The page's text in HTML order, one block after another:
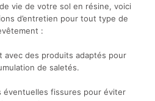
vie de votre sol en résine, voici
d’entretien pour tout type de
:
avec des produits adaptés pour
de saletés.
éventuelles fissures pour éviter